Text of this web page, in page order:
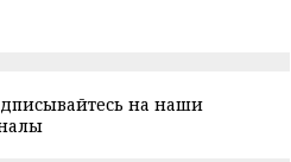
на наши